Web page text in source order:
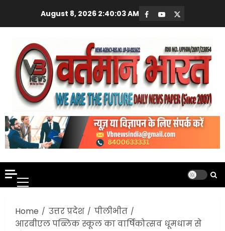
content
August 8, 2026 2:40:03 AM Facebook
Youtube
X
Primary
Menu
Home
उत्तर प्रदेश
पीलीभीत
आरबीएल पब्लिक स्कूल का वार्षिकोत्सव धूमधाम से